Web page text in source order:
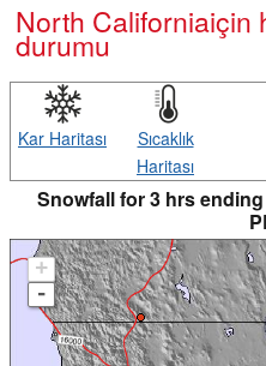
North Californiaiçin
durumu
Kar Haritası
Sıcaklık
Haritası
Snowfall for 3 hrs
+
-